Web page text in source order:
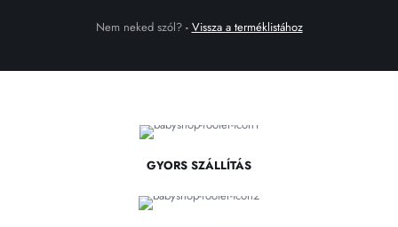
Nem neked szól?- Vissza a terméklistához
GYORS SZÁLLÍTÁS